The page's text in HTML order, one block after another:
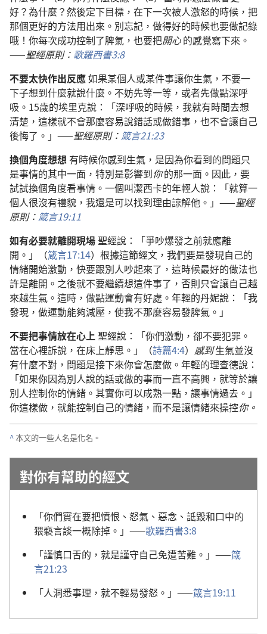
好？為什麼？然後定下目標，在下一次被人激怒的時候，把
那個更好的方法用出來。別忘記，做得好的時候也要做記錄
哦！你每次成功控制了脾氣，也要把開心的感覺寫下來。
——聖經原則： 歌羅西書3:8
不要太快作出反應如果某個人或某件事讓你生氣，不要一
下子想到什麼就說什麼。不妨先等一等，或者先做點深呼
吸。15歲的埃里克說：「深呼吸的時候，我就有時間去想
清楚，這樣就不會那麼容易說錯話或做錯事，也不會讓自己
後悔了。」——聖經原則： 箴言21:23
換個角度想想 有時候你感到生氣，是因為你看到的問題只
是事情的其中一面，特別是影響到你的那一面。因此，要
試試換個角度看事情。一個叫潔西卡的年輕人說：「就算一
個人很沒有禮貌，我還是可以找到理由諒解他。」——聖經
原則： 箴言19:11
如有必要就離開現場聖經說：「爭吵爆發之前就應離
開。」（箴言17:14）根據這節經文，我們要是發現自己的
情緒開始激動，快要跟別人吵起來了，這時候最好的做法也
許是離開。之後就不要繼續想這件事了，否則只會讓自己越
來越生氣。這時，做點運動會有好處。年輕的丹妮說：「我
發現，做運動能夠減壓，使我不那麼容易發脾氣。」
不要把事情放在心上 聖經說：「你們激動，卻不要犯罪。
當在心裡訴說，在床上靜思。」（詩篇4:4） 感到生氣並沒
有什麼不對，問題是接下來你會怎麼做。年輕的理查德說：
「如果你因為別人說的話或做的事而一直不高興，就等於讓
別人控制你的情緒。其實你可以成熟一點，讓事情過去。」
你這樣做，就能控制自己的情緒，而不是讓情緒來操控你。
^本文的一些人名是化名。
對你有幫助的經文
「你們實在要把憤恨、怒氣、惡念、詆毀和口中的
猥褻言談一概除掉。」——歌羅西書3:8
「謹慎口舌的，就是謹守自己免遭苦難。」——箴
言21:23
「人洞悉事理，就不輕易發怒。」——箴言19:11